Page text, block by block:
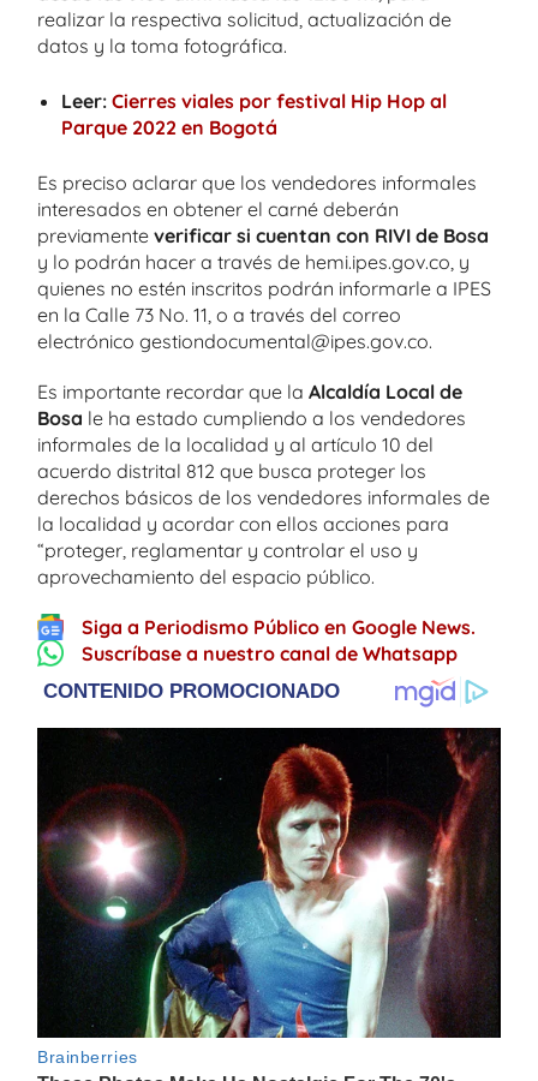
realizar la respectiva solicitud, actualización de
datos y la toma fotográfica.
Leer: Cierres viales por festival Hip Hop al
Parque 2022 en Bogotá
Es preciso aclarar que los vendedores informales
interesados en obtener el carné deberán
previamente verificar si cuentan con RIVI de Bosa
y lo podrán hacer a través de hemi.ipes.gov.co, y
quienes no estén inscritos podrán informarle a IPES
en la Calle 73 No. 11, o a través del correo
electrónico gestiondocumental@ipes.gov.co.
Es importante recordar que la Alcaldía Local de
Bosa le ha estado cumpliendo a los vendedores
informales de la localidad y al artículo 10 del
acuerdo distrital 812 que busca proteger los
derechos básicos de los vendedores informales de
la localidad y acordar con ellos acciones para
“proteger, reglamentar y controlar el uso y
aprovechamiento del espacio público.
Siga a Periodismo Público en Google News.
Suscríbase a nuestro canal de Whatsapp